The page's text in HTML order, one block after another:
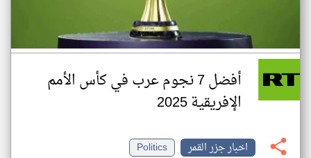
أفضل 7 نجوم عرب في كأس الأمم
الإفريقية 2025
اخبار جزر القمر
Politics